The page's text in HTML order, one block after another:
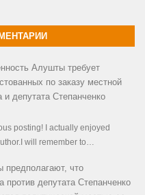
Алушты требует
по заказу местной
депутата Степанченко
posting! I actually enjoyed
will remember to…
предполагают, что
против депутата Степанченко